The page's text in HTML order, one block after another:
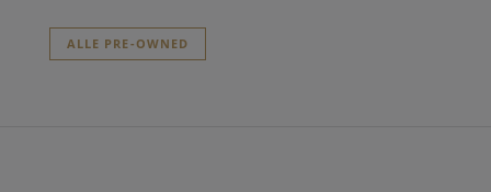
ALLE PRE-OWNED